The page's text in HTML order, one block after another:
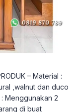
– Material :
,walnut dan duco
Menggunakan 2
di buat